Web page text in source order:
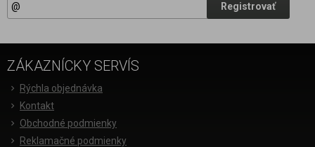
Registrovať
ZÁKAZNÍCKY SERVÍS
Rýchla objednávka
Kontakt
Obchodné podmienky
Reklamačné podmienky